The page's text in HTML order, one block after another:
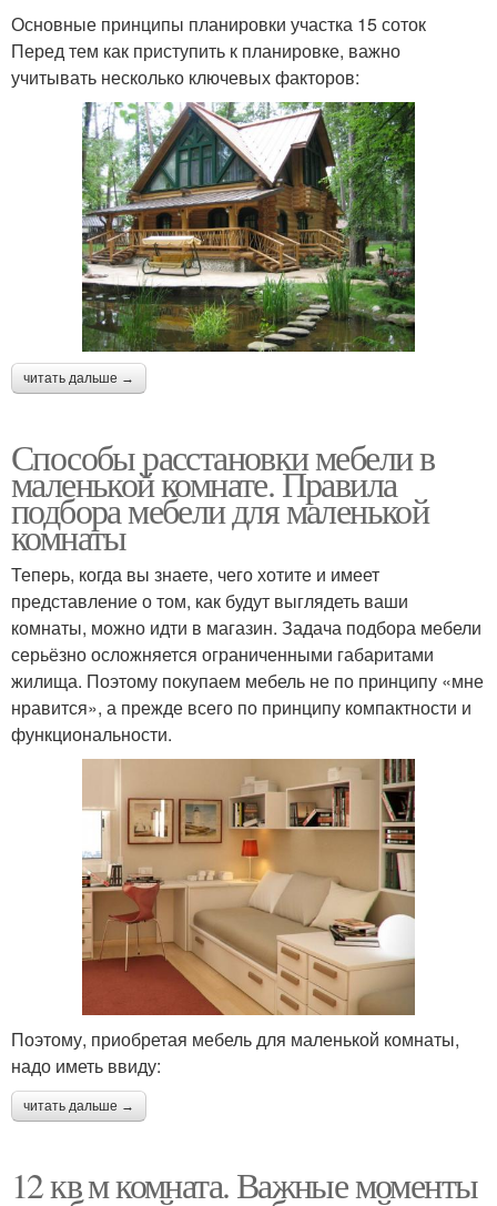
Основные принципы планировки участка 15 соток
Перед тем как приступить к планировке, важно
учитывать несколько ключевых факторов:
читать дальше →
Способы расстановки мебели в
маленькой комнате. Правила
подбора мебели для маленькой
комнаты
Теперь, когда вы знаете, чего хотите и имеет
представление о том, как будут выглядеть ваши
комнаты, можно идти в магазин. Задача подбора мебели
серьёзно осложняется ограниченными габаритами
жилища. Поэтому покупаем мебель не по принципу «мне
нравится», а прежде всего по принципу компактности и
функциональности.
Поэтому, приобретая мебель для маленькой комнаты,
надо иметь ввиду:
читать дальше →
12 кв м комната. Важные моменты